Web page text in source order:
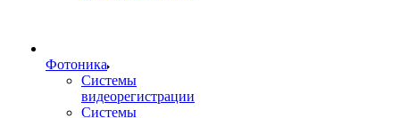
Фотоника
Cистемы
видеорегистрации
Системы